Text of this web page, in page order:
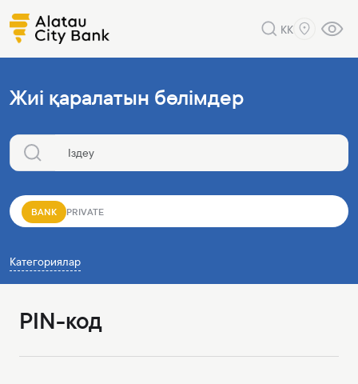
KK
Жиі қаралатын бөлімдер
BANK PRIVATE
Категориялар
PIN-код